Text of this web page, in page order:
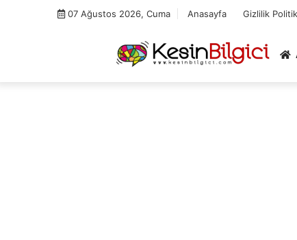
07 Ağustos 2026, Cuma Anasayfa Gizlilik